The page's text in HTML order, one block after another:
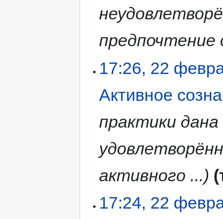
предпочтение
17:26, 22
Активное
практики
активного ...
17:24, 22